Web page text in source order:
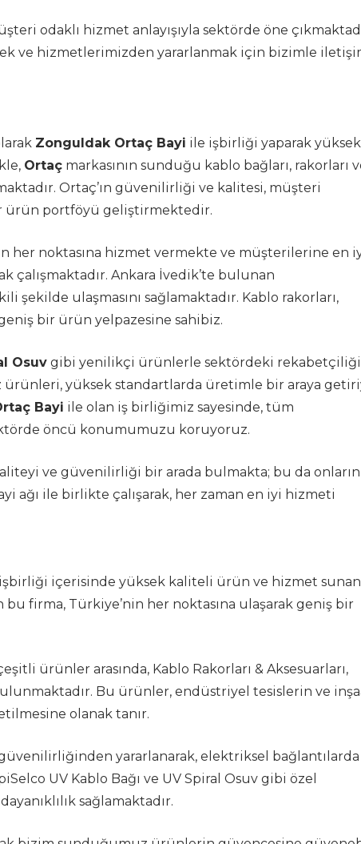
odaklı hizmet anlayışıyla sektörde öne
ve hizmetlerimizden yararlanmak için bizimle
Zonguldak Ortaç Bayi ile işbirliği yaparak yüksek
Ortaç markasının sunduğu kablo bağları, rakorları
Ortaç’ın güvenilirliği ve kalitesi, müşteri
ürün portföyü geliştirmektedir.
her noktasına hizmet vermekte ve müşterilerine en
çalışmaktadır. Ankara İvedik’te bulunan
şekilde ulaşmasını sağlamaktadır. Kablo rakorları,
bir ürün yelpazesine sahibiz.
Osuv gibi yenilikçi ürünlerle sektördeki
yüksek standartlarda üretimle bir araya
Bayi ile olan iş birliğimiz sayesinde, tüm
öncü konumumuzu koruyoruz.
ve güvenilirliği bir arada bulmakta; bu da
ağı ile birlikte çalışarak, her zaman en iyi hizmeti
içerisinde yüksek kaliteli ürün ve hizmet sunan
firma, Türkiye’nin her noktasına ulaşarak geniş bir
ürünler arasında, Kablo Rakorları & Aksesuarları,
Bu ürünler, endüstriyel tesislerin ve
olanak tanır.
güvenilirliğinden yararlanarak, elektriksel bağlantılarda
UV Kablo Bağı ve UV Spiral Osuv gibi özel
sağlamaktadır.